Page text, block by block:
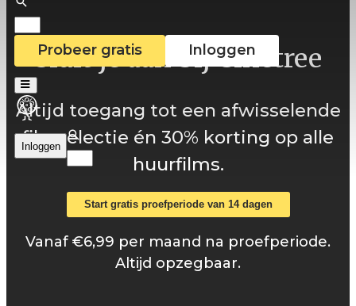
Probeer gratis Inloggen
Inloggen
Sluit je aan bij Cinetree
Altijd toegang tot een afwisselende
filmselectie én 30% korting op alle
huurfilms.
Start gratis proefperiode van 14 dagen
Vanaf €6,99 per maand na proefperiode.
Altijd opzegbaar.